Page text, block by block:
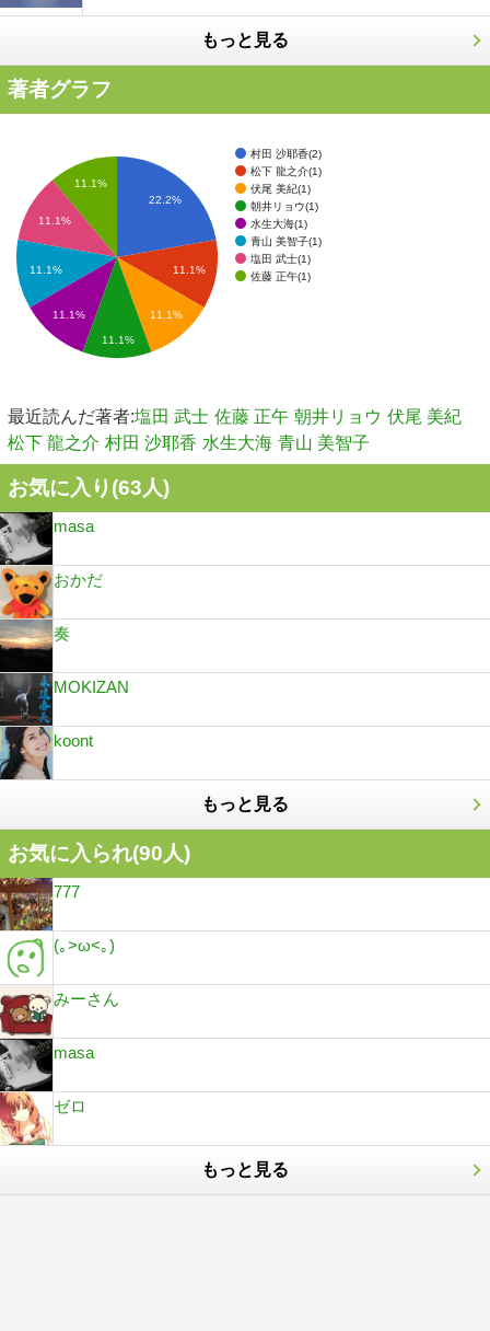
もっと見る
著者グラフ
村田 沙耶香(2)
松下 龍之介(1)
伏尾 美紀(1)
朝井リョウ(1)
水生大海(1)
青山 美智子(1)
塩田 武士(1)
佐藤 正午(1)
22.2%
11.1%
11.1%
11.1%
11.1%
11.1%
11.1%
11.1%
最近読んだ著者:塩田 武士 佐藤 正午 朝井リョウ 伏尾 美紀
松下 龍之介 村田 沙耶香 水生大海 青山 美智子
お気に入り(63人)
masa
おかだ
奏
MOKIZAN
koont
もっと見る
お気に入られ(90人)
777
(｡>ω<｡)
みーさん
masa
ゼロ
もっと見る